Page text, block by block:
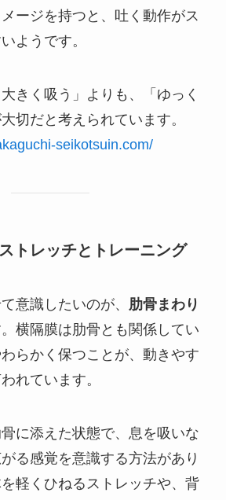
ージを持つと、吐く動作がス
ようです。
きく吸う」よりも、「ゆっく
切だと考えられています。
seikotsuin.com/
トレッチとトレーニング
意識したいのが、 肋骨まわり
横隔膜は肋骨とも関係してい
らかく保つことが、動きやす
れています。
に添えた状態で、息を吸いな
る感覚を意識する方法があり
軽くひねるストレッチや、背